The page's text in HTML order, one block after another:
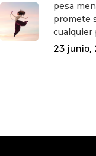
pesa
promete
cualquier
23 junio,